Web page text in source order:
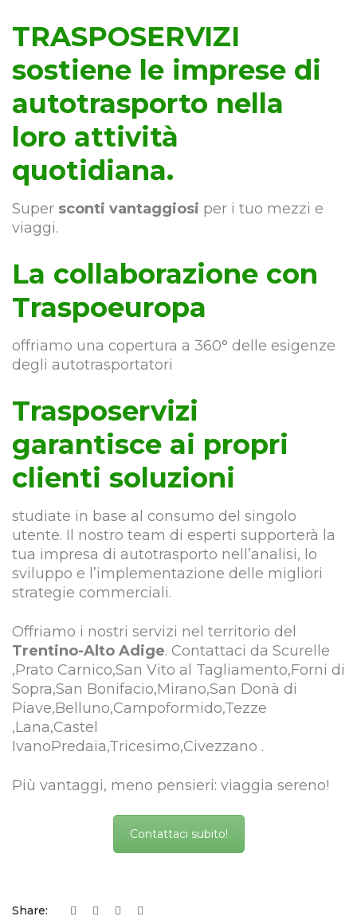
TRASPOSERVIZI
sostiene le imprese di
autotrasporto nella
loro attività
quotidiana.
Super sconti vantaggiosi per i tuo mezzi e
viaggi.
La collaborazione con
Traspoeuropa
offriamo una copertura a 360° delle esigenze
degli autotrasportatori
Trasposervizi
garantisce ai propri
clienti soluzioni
studiate in base al consumo del singolo
utente. Il nostro team di esperti supporterà la
tua impresa di autotrasporto nell’analisi, lo
sviluppo e l’implementazione delle migliori
strategie commerciali.
Offriamo i nostri servizi nel territorio del
Trentino-Alto Adige. Contattaci da Scurelle
,Prato Carnico,San Vito al Tagliamento,Forni di
Sopra,San Bonifacio,Mirano,San Donà di
Piave,Belluno,Campoformido,Tezze
,Lana,Castel
IvanoPredaia,Tricesimo,Civezzano .
Più vantaggi, meno pensieri: viaggia sereno!
Contattaci subito!
Share: